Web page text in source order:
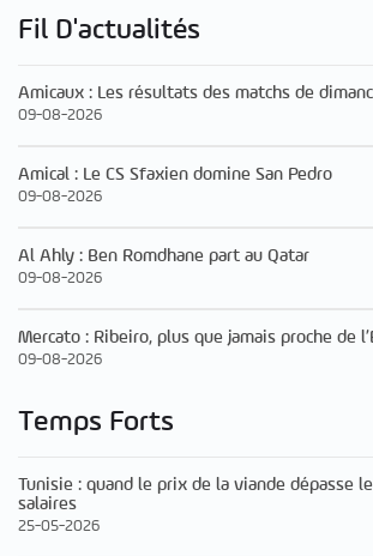
Fil D'actualités
Amicaux : Les résultats des matchs de
09-08-2026
Amical : Le CS Sfaxien domine San Pedro
09-08-2026
Al Ahly : Ben Romdhane part au Qatar
09-08-2026
Mercato : Ribeiro, plus que jamais proche de
09-08-2026
Temps Forts
Tunisie : quand le prix de la viande dépasse
salaires
25-05-2026